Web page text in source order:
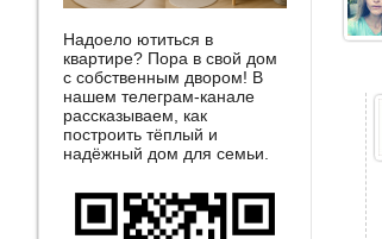
Надоело ютиться в
квартире? Пора в свой дом
с собственным двором! В
нашем телеграм-канале
рассказываем, как
построить тёплый и
надёжный дом для семьи.